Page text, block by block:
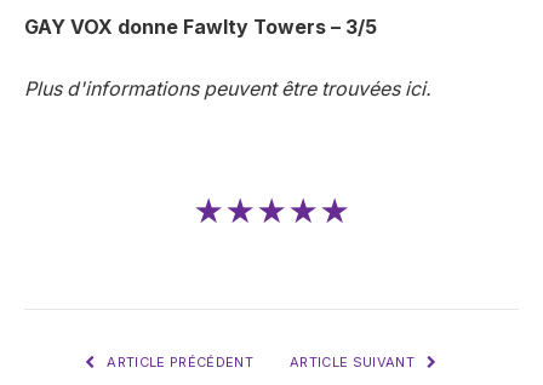
GAY VOX donne Fawlty Towers – 3/5
Plus d'informations peuvent être trouvées ici.
★★★★★
ARTICLE PRÉCÉDENT ARTICLE SUIVANT